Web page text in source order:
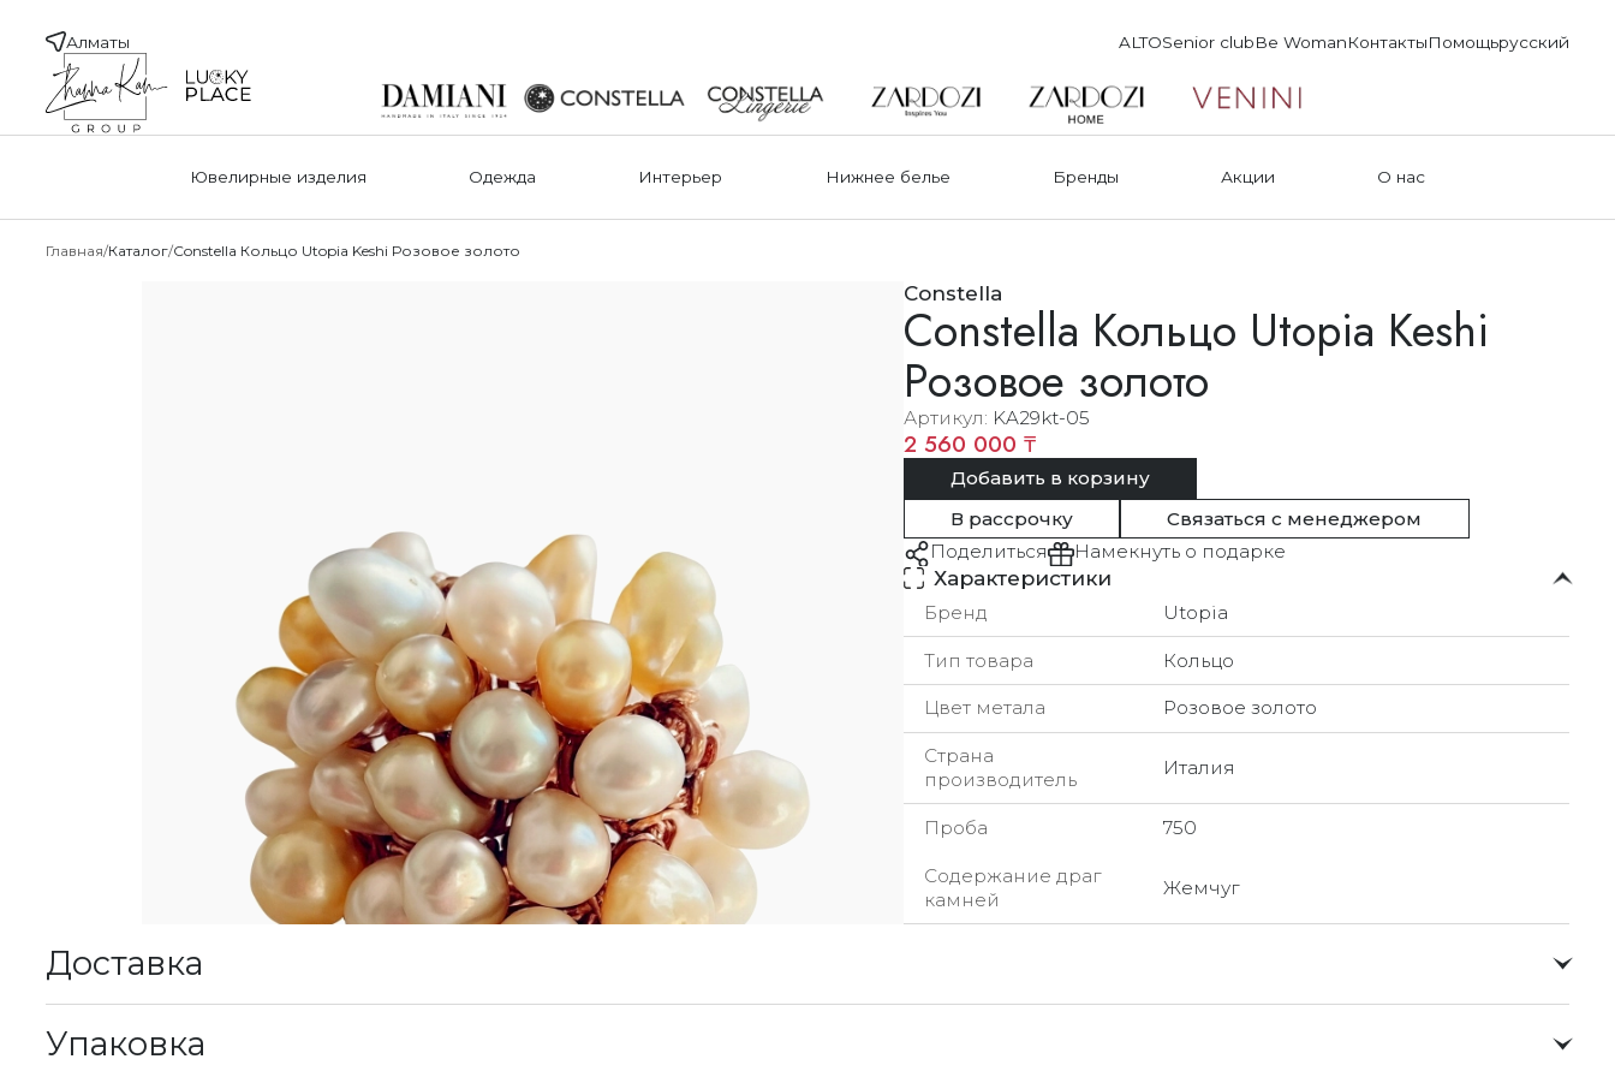
Алматы ALTOSenior clubBe WomanКонтактыПомощьрусский
Ювелирные изделия Одежда Интерьер Нижнее белье Бренды Акции О нас
Главная Каталог Constella Кольцо Utopia Keshi Розовое золото
Constella
Constella Кольцо Utopia Keshi
Розовое золото
Артикул KA29kt-05
2 560 000 ₸
Добавить в корзину
В рассрочку
Связаться с менеджером
Поделиться
Намекнуть о подарке
Характеристики
Бренд Utopia
Тип товара Кольцо
Цвет метала Розовое золото
Страна
производитель
Италия
Проба 750
Содержание драг
камней
Жемчуг
Доставка
Упаковка